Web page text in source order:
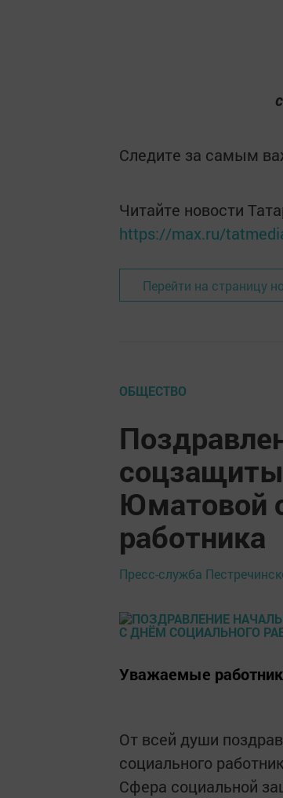
Следите за самым
Читайте новости
https://max.ru/
Перейти на страницу
ОБЩЕСТВО
соцзащиты
Юматовой
работника
Пресс-служба
Уважаемые
От всей души
социального
Сфера социальной